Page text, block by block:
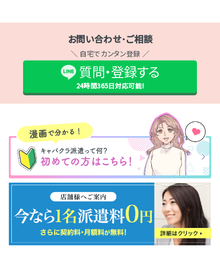
お問い合わせ･ご相談
＼ 自宅でカンタン登録 ／
質問・登録する
24時間365日対応可能!